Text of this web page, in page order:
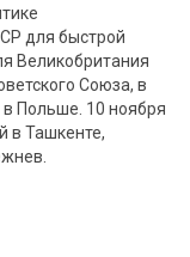
для быстрой
Великобритания
Союза, в
в Польше. 10 ноября
в Ташкенте,